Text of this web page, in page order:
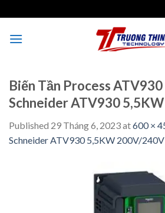
to
content
Biến Tần Process
Schneider ATV930
Published 29 Tháng 6, 2023at600 ×
Schneider ATV930 5,5KW 200V/240V